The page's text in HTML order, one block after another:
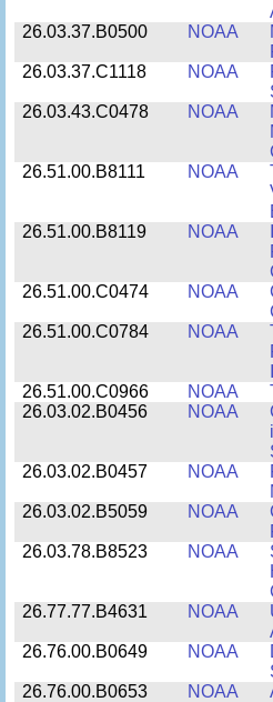
26.03.37.B0500
NOAA
26.03.37.C1118
NOAA
26.03.43.C0478
NOAA
26.51.00.B8111
NOAA
26.51.00.B8119
NOAA
26.51.00.C0474
NOAA
26.51.00.C0784
NOAA
26.51.00.C0966
NOAA
26.03.02.B0456
NOAA
26.03.02.B0457
NOAA
26.03.02.B5059
NOAA
26.03.78.B8523
NOAA
26.77.77.B4631
NOAA
26.76.00.B0649
NOAA
26.76.00.B0653
NOAA